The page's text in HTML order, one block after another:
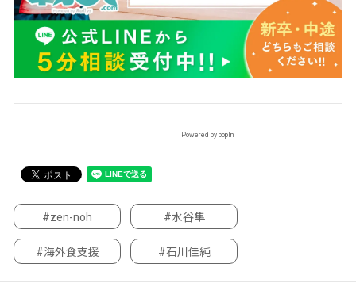
Powered by popIn
#zen-noh #水谷隼
#海外食支援 #石川佳純